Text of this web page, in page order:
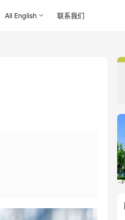
All English 联系我们